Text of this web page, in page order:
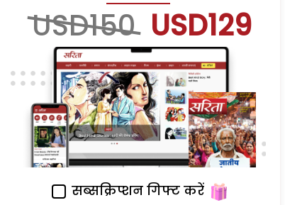
USD150 USD129
सब्सक्रिप्शन गिफ्ट करें